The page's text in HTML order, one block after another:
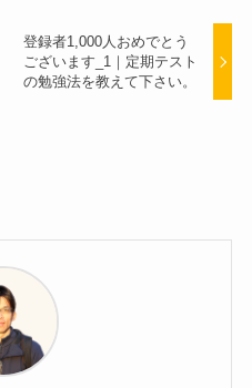
登録者1,000人おめでとう
ございます_1｜定期テスト
の勉強法を教えて下さい。